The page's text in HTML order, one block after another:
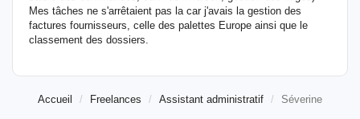
Mes tâches ne s'arrêtaient pas la car j'avais la gestion des
factures fournisseurs, celle des palettes Europe ainsi que le
classement des dossiers.
Accueil Freelances Assistant administratif Séverine